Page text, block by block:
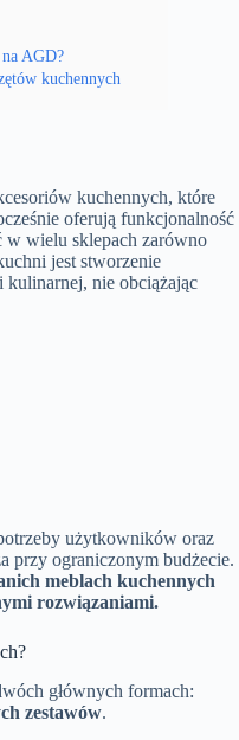
AGD?
kuchennych
kuchennych, które
oferują funkcjonalność
w wielu sklepach zarówno
jest stworzenie
kulinarnej, nie obciążając
użytkowników oraz
przy ograniczonym budżecie.
meblach kuchennych
rozwiązaniami.
głównych formach:
zestawów.